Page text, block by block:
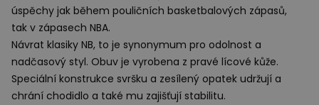
úspěchy jak během pouličních basketbalových zápasů,
tak v zápasech NBA.
Návrat klasiky NB, to je synonymum pro odolnost a
nadčasový styl. Obuv je vyrobena z pravé lícové kůže.
Speciální konstrukce svršku a zesílený opatek udržují a
chrání chodidlo a také mu zajišťují stabilitu.